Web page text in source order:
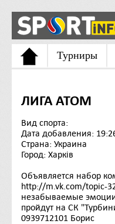
Турниры
ЛИГА АТОМ
Вид спорта:
Дата добавления:
Страна: Украина
Город: Харків
Объявляется набор
http://m.vk.com/topic-
незабываемые эмоции
пройдут на СК
0939712101 Борис